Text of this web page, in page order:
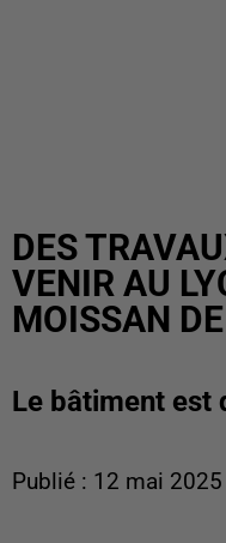
DES
VENIR AU
MOISSAN
Le bâtiment est
Publié : 12 mai